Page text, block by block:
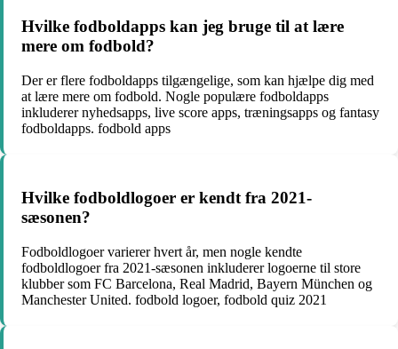
Hvilke fodboldapps kan jeg bruge til at lære
mere om fodbold?
Der er flere fodboldapps tilgængelige, som kan hjælpe dig med
at lære mere om fodbold. Nogle populære fodboldapps
inkluderer nyhedsapps, live score apps, træningsapps og fantasy
fodboldapps. fodbold apps
Hvilke fodboldlogoer er kendt fra 2021-
sæsonen?
Fodboldlogoer varierer hvert år, men nogle kendte
fodboldlogoer fra 2021-sæsonen inkluderer logoerne til store
klubber som FC Barcelona, Real Madrid, Bayern München og
Manchester United. fodbold logoer, fodbold quiz 2021